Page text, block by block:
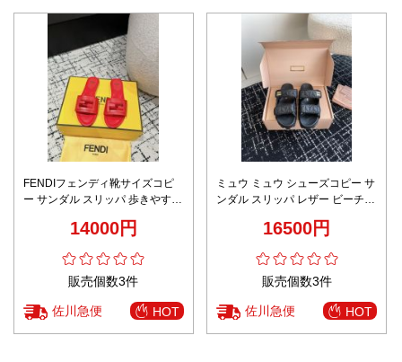
FENDIフェンディ靴サイズコピ
ー サンダル スリッパ 歩きやすい
14000円
販売個数3件
佐川急便 HOT
ミュウ ミュウ シューズコピー サ
ンダル スリッパ レザー ビーチ
16500円
販売個数3件
佐川急便 HOT